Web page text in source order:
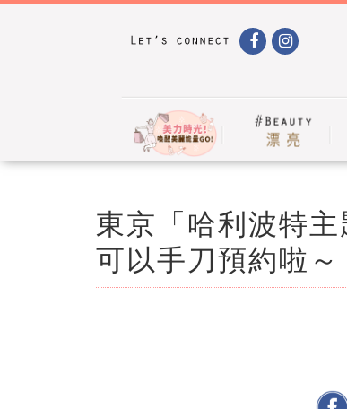
東京「哈利波特
可以手刀預約啦～